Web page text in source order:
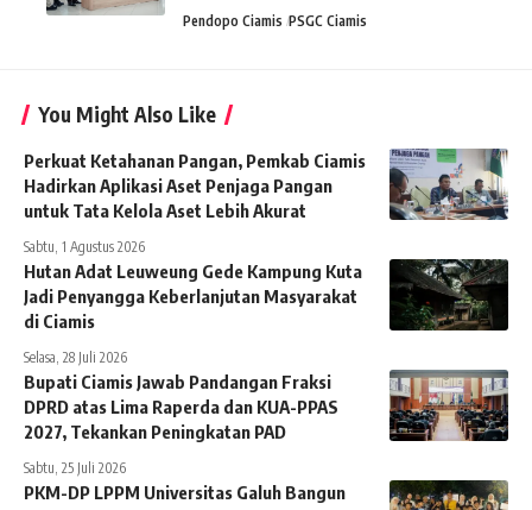
Pendopo Ciamis PSGC Ciamis
You Might Also Like
Perkuat Ketahanan Pangan, Pemkab Ciamis
Hadirkan Aplikasi Aset Penjaga Pangan
untuk Tata Kelola Aset Lebih Akurat
Sabtu, 1 Agustus 2026
Hutan Adat Leuweung Gede Kampung Kuta
Jadi Penyangga Keberlanjutan Masyarakat
di Ciamis
Selasa, 28 Juli 2026
Bupati Ciamis Jawab Pandangan Fraksi
DPRD atas Lima Raperda dan KUA-PPAS
2027, Tekankan Peningkatan PAD
Sabtu, 25 Juli 2026
PKM-DP LPPM Universitas Galuh Bangun